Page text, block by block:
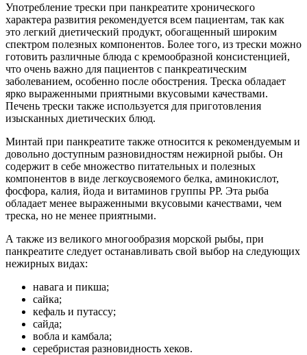
Употребление трески при панкреатите хронического
характера развития рекомендуется всем пациентам, так как
это легкий диетический продукт, обогащенный широким
спектром полезных компонентов. Более того, из трески можно
готовить различные блюда с кремообразной консистенцией,
что очень важно для пациентов с панкреатическим
заболеванием, особенно после обострения. Треска обладает
ярко выраженными приятными вкусовыми качествами.
Печень трески также используется для приготовления
изысканных диетических блюд.
Минтай при панкреатите также относится к рекомендуемым и
довольно доступным разновидностям нежирной рыбы. Он
содержит в себе множество питательных и полезных
компонентов в виде легкоусвояемого белка, аминокислот,
фосфора, калия, йода и витаминов группы PP. Эта рыба
обладает менее выраженными вкусовыми качествами, чем
треска, но не менее приятными.
А также из великого многообразия морской рыбы, при
панкреатите следует останавливать свой выбор на следующих
нежирных видах:
навага и пикша;
сайка;
кефаль и путассу;
сайда;
вобла и камбала;
серебристая разновидность хеков.